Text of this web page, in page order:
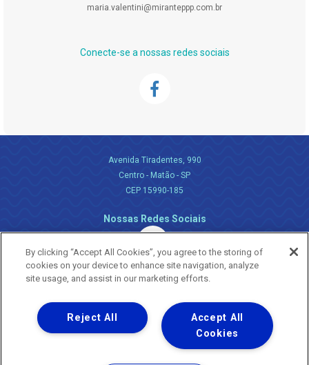
maria.valentini@miranteppp.com.br
Conecte-se a nossas redes sociais
Avenida Tiradentes, 990
Centro - Matão - SP
CEP 15990-185
Nossas Redes Sociais
Uma empresa
Copyright ® 2026 - Todos os Direitos Reservados.
Nossa natureza movimenta a vida
By clicking “Accept All Cookies”, you agree to the storing of
cookies on your device to enhance site navigation, analyze
site usage, and assist in our marketing efforts.
Accept All
Cookies
Reject All